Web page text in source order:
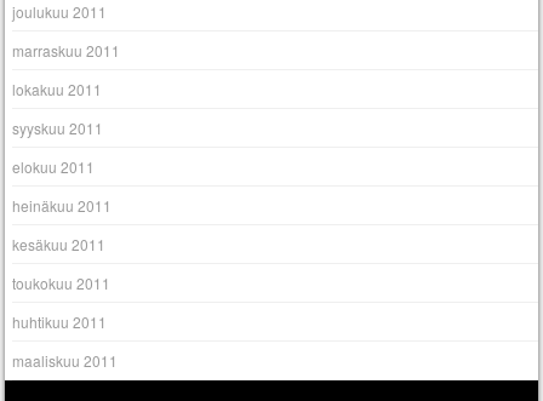
joulukuu 2011
marraskuu 2011
lokakuu 2011
syyskuu 2011
elokuu 2011
heinäkuu 2011
kesäkuu 2011
toukokuu 2011
huhtikuu 2011
maaliskuu 2011